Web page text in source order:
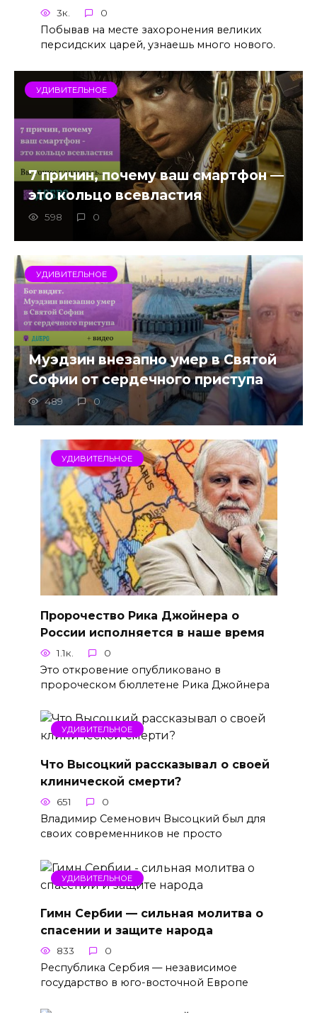
3к. 0
Побывав на месте захоронения великих
персидских царей, узнаешь много нового.
УДИВИТЕЛЬНОЕ
7 причин, почему ваш смартфон —
это кольцо всевластия
598 0
УДИВИТЕЛЬНОЕ
Муэдзин внезапно умер в Святой
Софии от сердечного приступа
489 0
УДИВИТЕЛЬНОЕ
Пророчество Рика Джойнера о
России исполняется в наше время
1.1к. 0
Это откровение опубликовано в
пророческом бюллетене Рика Джойнера
УДИВИТЕЛЬНОЕ
Что Высоцкий рассказывал о своей
клинической смерти?
651 0
Владимир Семенович Высоцкий был для
своих современников не просто
УДИВИТЕЛЬНОЕ
Гимн Сербии — сильная молитва о
спасении и защите народа
833 0
Республика Сербия — независимое
государство в юго-восточной Европе